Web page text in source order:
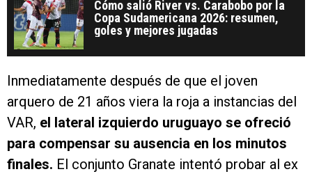
Cómo salió River vs. Carabobo por la
Copa Sudamericana 2026: resumen,
goles y mejores jugadas
Inmediatamente después de que el joven
arquero de 21 años viera la roja a instancias del
VAR, el lateral izquierdo uruguayo se ofreció
para compensar su ausencia en los minutos
finales. El conjunto Granate intentó probar al ex